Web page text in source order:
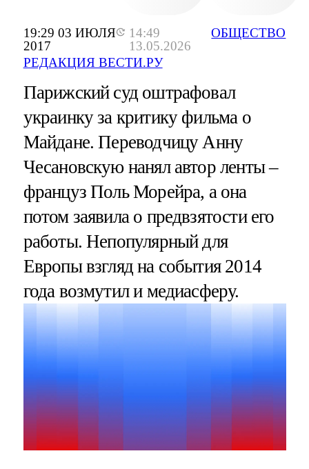
19:29 03 ИЮЛЯ
2017
14:49
13.05.2026
РЕДАКЦИЯ ВЕСТИ.РУ
ОБЩЕСТВО
Парижский суд оштрафовал
украинку за критику фильма о
Майдане. Переводчицу Анну
Чесановскую нанял автор ленты –
француз Поль Морейра, а она
потом заявила о предвзятости его
работы. Непопулярный для
Европы взгляд на события 2014
года возмутил и медиасферу.